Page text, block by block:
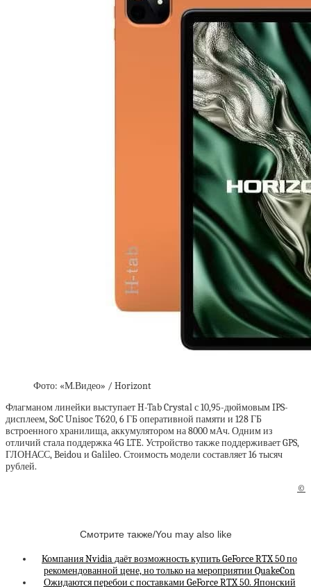
Фото: «М.Видео» / Horizont
Флагманом линейки выступает H-Tab Crystal с 10,95-дюймовым IPS-
дисплеем, SoC Unisoc T620, 6 ГБ оперативной памяти и 128 ГБ
встроенного хранилища, аккумулятором на 8000 мАч. Одним из
отличий стала поддержка 4G LTE. Устройство также поддерживает GPS,
ГЛОНАСС, Beidou и Galileo. Стоимость модели составляет 16 тысяч
рублей.
©
Смотрите также/You may also like
Компания Nvidia даёт возможность купить GeForce RTX 50 по
рекомендованной цене, но только на мероприятии QuakeCon
Ожидаются перебои с поставками GeForce RTX 50. Японский